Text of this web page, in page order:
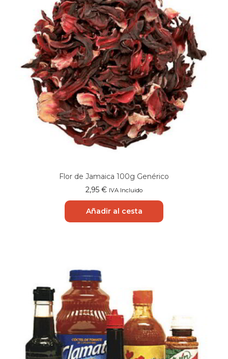
Flor de Jamaica 100g Genérico
2,95 € IVA Incluido
Añadir al cesta